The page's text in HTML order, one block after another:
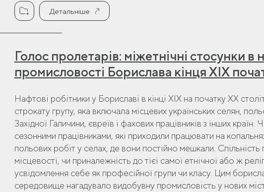
Детальніше
Голос пролетарів: міжетнічні стосунки в
промисловості Борислава кінця ХІХ
Нафтові робітники у Бориславі в кінці XIX на початку XX
строкату групу, яка включала місцевих українських селян,
Західної Галичини, євреїв і фахових працівників з інших країн.
сезонними працівниками, які приходили працювати на
польових робіт у селах, де вони постійно мешкали. Спільність
місцевості, чи приналежність до тієї самої етнічної або ж
усвідомлення себе як професійної групи чи класу. Цим
середовище нагадувало видобувну промисловість у нових